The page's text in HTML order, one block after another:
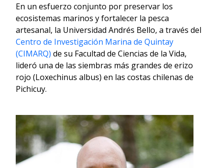
En un esfuerzo conjunto por preservar los
ecosistemas marinos y fortalecer la pesca
artesanal, la Universidad Andrés Bello, a través del
Centro de Investigación Marina de Quintay
(CIMARQ) de su Facultad de Ciencias de la Vida,
lideró una de las siembras más grandes de erizo
rojo (Loxechinus albus) en las costas chilenas de
Pichicuy.